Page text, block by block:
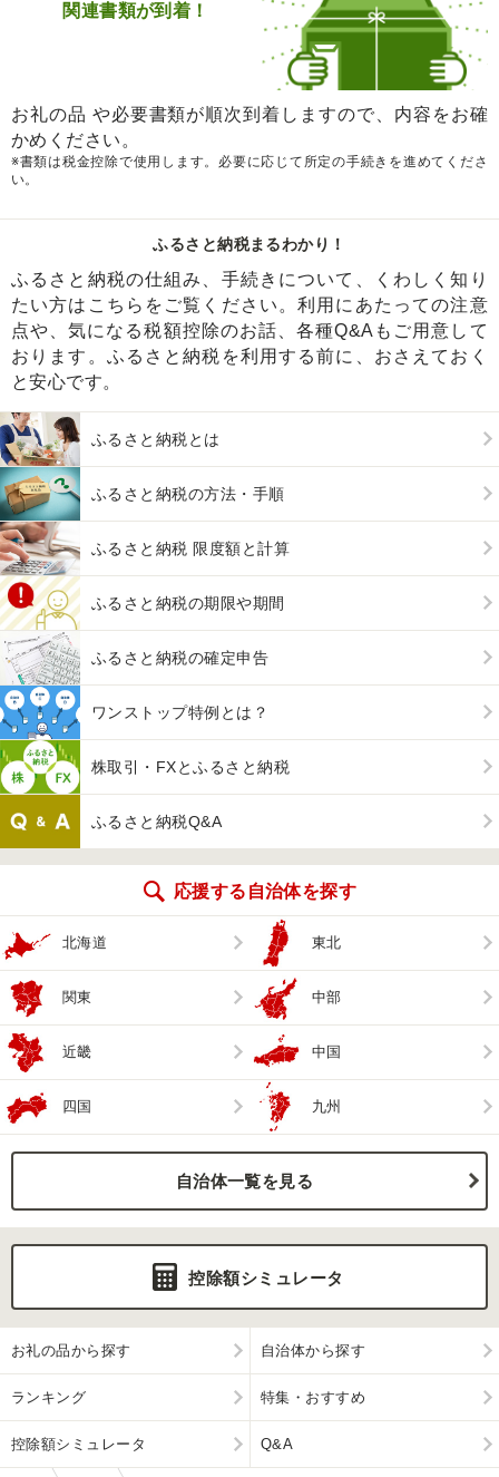
関連書類が到着！
お礼の品 や必要書類が順次到着しますので、内容をお確
かめください。
※書類は税金控除で使用します。必要に応じて所定の手続きを進めてくださ
い。
ふるさと納税まるわかり！
ふるさと納税の仕組み、手続きについて、くわしく知り
たい方はこちらをご覧ください。利用にあたっての注意
点や、気になる税額控除のお話、各種Q&Aもご用意して
おります。ふるさと納税を利用する前に、おさえておく
と安心です。
ふるさと納税とは
ふるさと納税の方法・手順
ふるさと納税 限度額と計算
ふるさと納税の期限や期間
ふるさと納税の確定申告
ワンストップ特例とは？
株取引・FXとふるさと納税
ふるさと納税Q&A
応援する自治体を探す
北海道 東北
関東 中部
近畿 中国
四国 九州
自治体一覧を見る
控除額シミュレータ
お礼の品から探す 自治体から探す
ランキング 特集・おすすめ
控除額シミュレータ Q&A